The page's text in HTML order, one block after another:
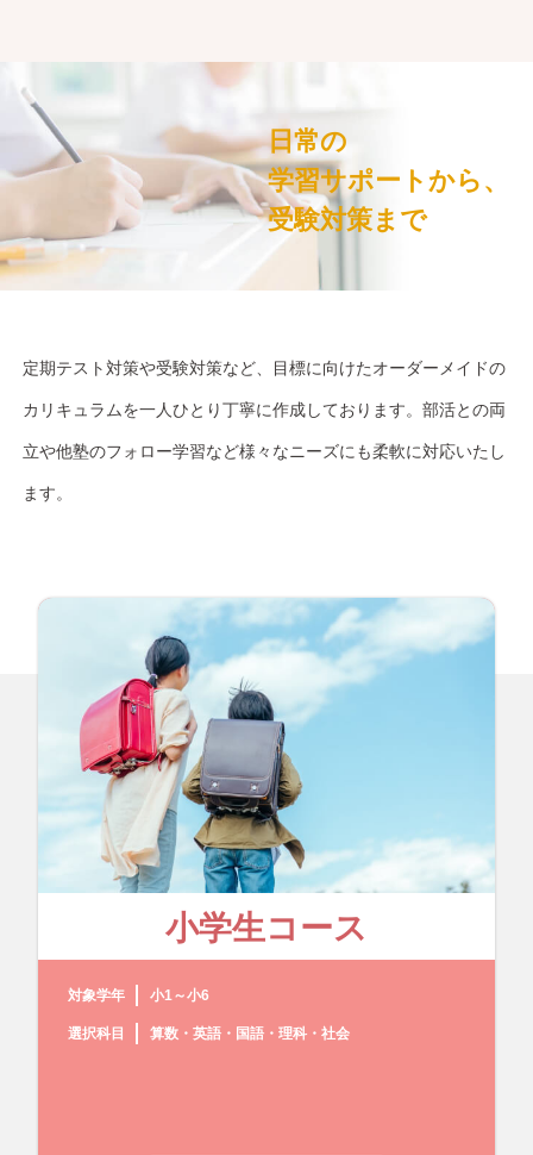
日常の
学習サポートから、
受験対策まで
定期テスト対策や受験対策など、目標に向けたオーダーメイドの
カリキュラムを一人ひとり丁寧に作成しております。部活との両
立や他塾のフォロー学習など様々なニーズにも柔軟に対応いたし
ます。
小学生コース
対象学年 小1～小6
選択科目 算数・英語・国語・理科・社会